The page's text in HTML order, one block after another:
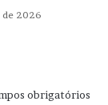
de 2026
obrigatórios